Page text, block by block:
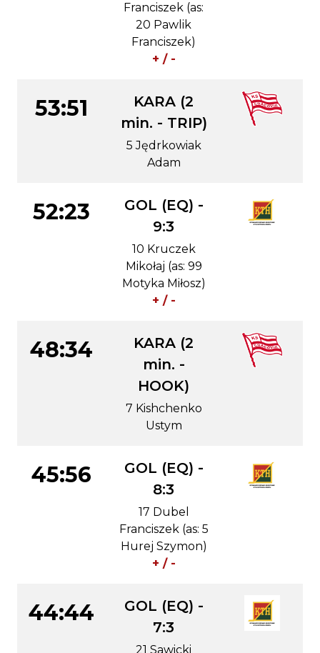
Franciszek (as:
20 Pawlik
Franciszek)
+ / -
53:51
KARA (2
min. - TRIP)
5 Jędrkowiak
Adam
52:23
GOL (EQ) -
9:3
10 Kruczek
Mikołaj (as: 99
Motyka Miłosz)
+ / -
48:34
KARA (2
min. -
HOOK)
7 Kishchenko
Ustym
45:56
GOL (EQ) -
8:3
17 Dubel
Franciszek (as: 5
Hurej Szymon)
+ / -
44:44
GOL (EQ) -
7:3
21 Sawicki